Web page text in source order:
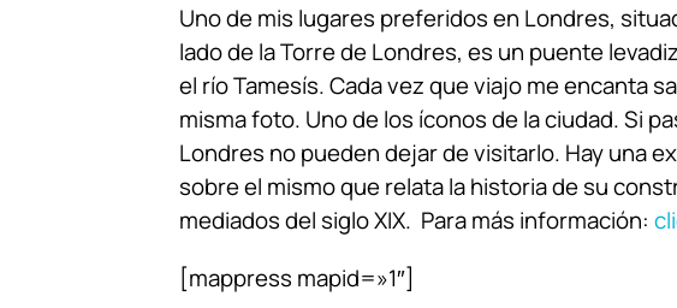
Uno de mis lugares preferidos en Londres,
lado de la Torre de Londres, es un puente
el río Tamesís. Cada vez que viajo me encanta
misma foto. Uno de los íconos de la ciudad. Si
Londres no pueden dejar de visitarlo. Hay una
sobre el mismo que relata la historia de su
mediados del siglo XIX. Para más información:
[mappress mapid=»1″]